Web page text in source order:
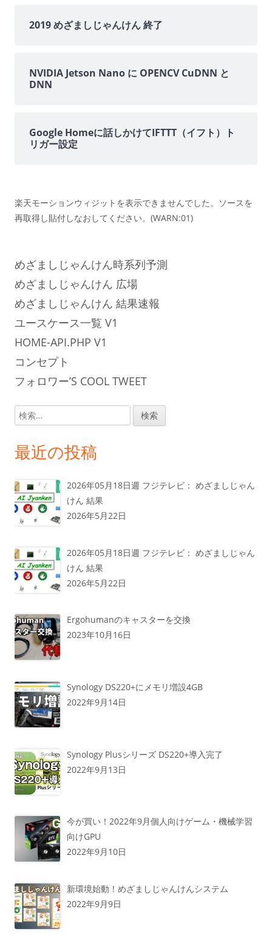
2019 めざましじゃんけん 終了
NVIDIA Jetson Nano に OPENCV CuDNN と
DNN
Google Homeに話しかけてIFTTT（イフト）ト
リガー設定
楽天モーションウィジットを表示できませんでした。ソースを
再取得し貼付しなおしてください。(WARN:01)
めざましじゃんけん時系列予測
めざましじゃんけん 広場
めざましじゃんけん 結果速報
ユースケース一覧 V1
HOME-API.PHP V1
コンセプト
フォロワー’S COOL TWEET
検
索:
最近の投稿
2026年05月18日週 フジテレビ： めざましじゃん
けん 結果
2026年5月22日
2026年05月18日週 フジテレビ： めざましじゃん
けん 結果
2026年5月22日
Ergohumanのキャスターを交換
2023年10月16日
Synology DS220+にメモリ増設4GB
2022年9月14日
Synology Plusシリーズ DS220+導入完了
2022年9月13日
今が買い！2022年9月個人向けゲーム・機械学習
向けGPU
2022年9月10日
新環境始動！めざましじゃんけんシステム
2022年9月9日